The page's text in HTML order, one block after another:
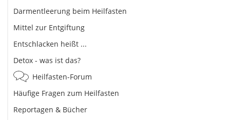
Darmentleerung beim Heilfasten
Mittel zur Entgiftung
Entschlacken heißt ...
Detox - was ist das?
Heilfasten-Forum
Häufige Fragen zum Heilfasten
Reportagen & Bücher